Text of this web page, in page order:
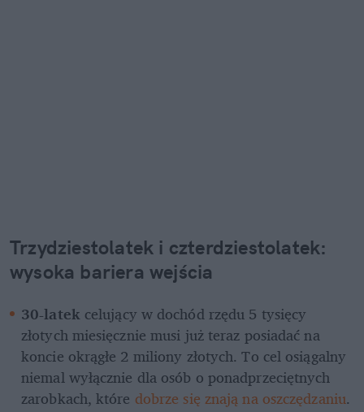
Trzydziestolatek i czterdziestolatek:
wysoka bariera wejścia
30-latek celujący w dochód rzędu 5 tysięcy
złotych miesięcznie musi już teraz posiadać na
koncie okrągłe 2 miliony złotych. To cel osiągalny
niemal wyłącznie dla osób o ponadprzeciętnych
zarobkach, które dobrze się znają na oszczędzaniu.